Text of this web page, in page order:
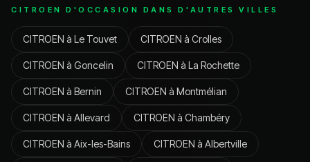
CITROEN D'OCCASION DANS D'AUTRES VILLES
CITROEN à Le Touvet CITROEN à Crolles
CITROEN à Goncelin CITROEN à La Rochette
CITROEN à Bernin CITROEN à Montmélian
CITROEN à Allevard CITROEN à Chambéry
CITROEN à Aix-les-Bains CITROEN à Albertville